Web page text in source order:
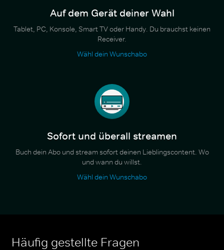
Auf dem Gerät deiner Wahl
Tablet, PC, Konsole, Smart TV oder Handy. Du brauchst keinen
Receiver.
Wähl dein Wunschabo
Sofort und überall streamen
Buch dein Abo und stream sofort deinen Lieblingscontent. Wo
und wann du willst.
Wähl dein Wunschabo
Häufig gestellte Fragen